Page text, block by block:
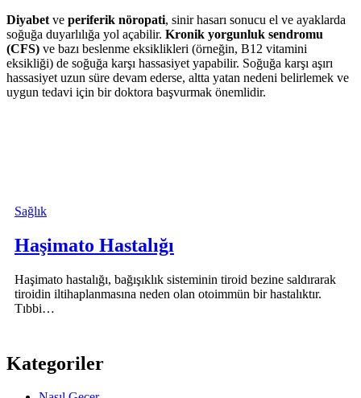
Diyabet ve periferik nöropati, sinir hasarı sonucu el ve ayaklarda
soğuğa duyarlılığa yol açabilir. Kronik yorgunluk sendromu
(CFS) ve bazı beslenme eksiklikleri (örneğin, B12 vitamini
eksikliği) de soğuğa karşı hassasiyet yapabilir. Soğuğa karşı aşırı
hassasiyet uzun süre devam ederse, altta yatan nedeni belirlemek ve
uygun tedavi için bir doktora başvurmak önemlidir.
Sağlık
Haşimato Hastalığı
Haşimato hastalığı, bağışıklık sisteminin tiroid bezine saldırarak
tiroidin iltihaplanmasına neden olan otoimmün bir hastalıktır.
Tıbbi…
Kategoriler